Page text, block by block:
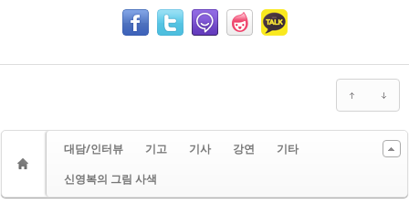
대담/인터뷰 기고 기사 강연
기타
신영복의 그림 사색